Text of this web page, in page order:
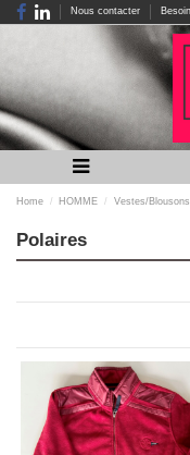
Nous contacter
Home HOMME Vestes/Blousons
Polaires